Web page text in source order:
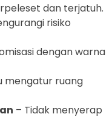
dan terjatuh.
risiko
dengan warna
mengatur ruang
– Tidak menyerap